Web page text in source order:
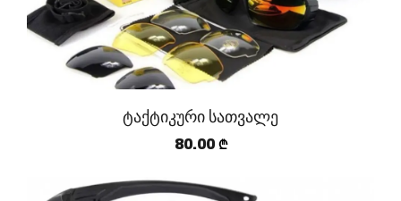
ტაქტიკური სათვალე
80.00 ₾